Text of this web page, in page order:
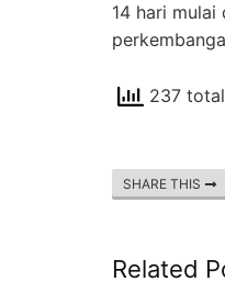
14 hari mulai
237
SHARE THIS
Related